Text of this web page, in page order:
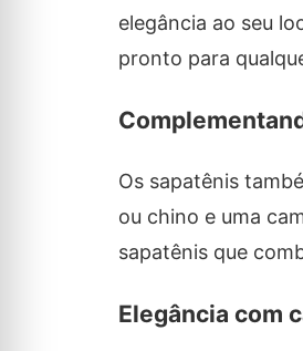
elegância ao seu
pronto para
Os sapatênis
ou chino e uma
sapatênis que
Elegância com